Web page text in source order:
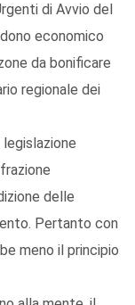
di Avvio del
economico
da bonificare
regionale dei
delle
Pertanto con
meno il principio